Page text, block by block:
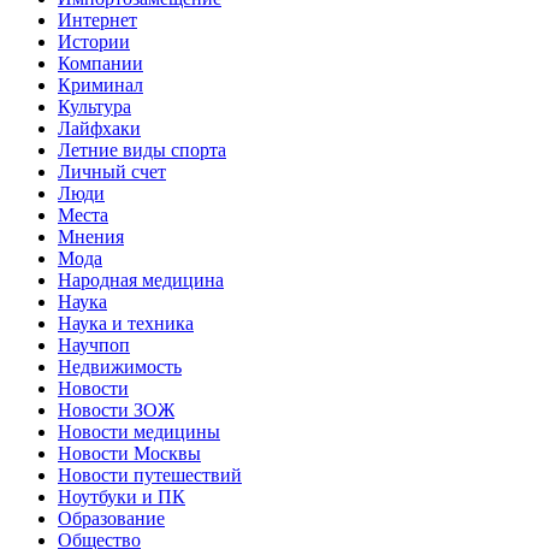
Интернет
Истории
Компании
Криминал
Культура
Лайфхаки
Летние виды спорта
Личный счет
Люди
Места
Мнения
Мода
Народная медицина
Наука
Наука и техника
Научпоп
Недвижимость
Новости
Новости ЗОЖ
Новости медицины
Новости Москвы
Новости путешествий
Ноутбуки и ПК
Образование
Общество